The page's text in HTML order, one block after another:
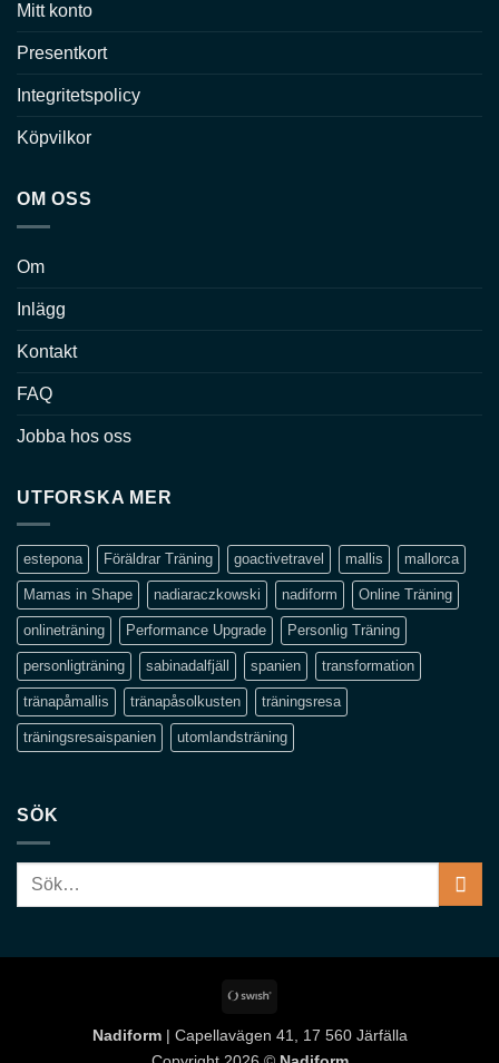
Mitt konto
Presentkort
Integritetspolicy
Köpvilkor
OM OSS
Om
Inlägg
Kontakt
FAQ
Jobba hos oss
UTFORSKA MER
estepona Föräldrar Träning goactivetravel mallis mallorca
Mamas in Shape nadiaraczkowski nadiform Online Träning
onlineträning Performance Upgrade Personlig Träning
personligträning sabinadalfjäll spanien transformation
tränapåmallis tränapåsolkusten träningsresa
träningsresaispanien utomlandsträning
SÖK
Sök
Swish
Nadiform| Capellavägen 41, 17 560 Järfälla